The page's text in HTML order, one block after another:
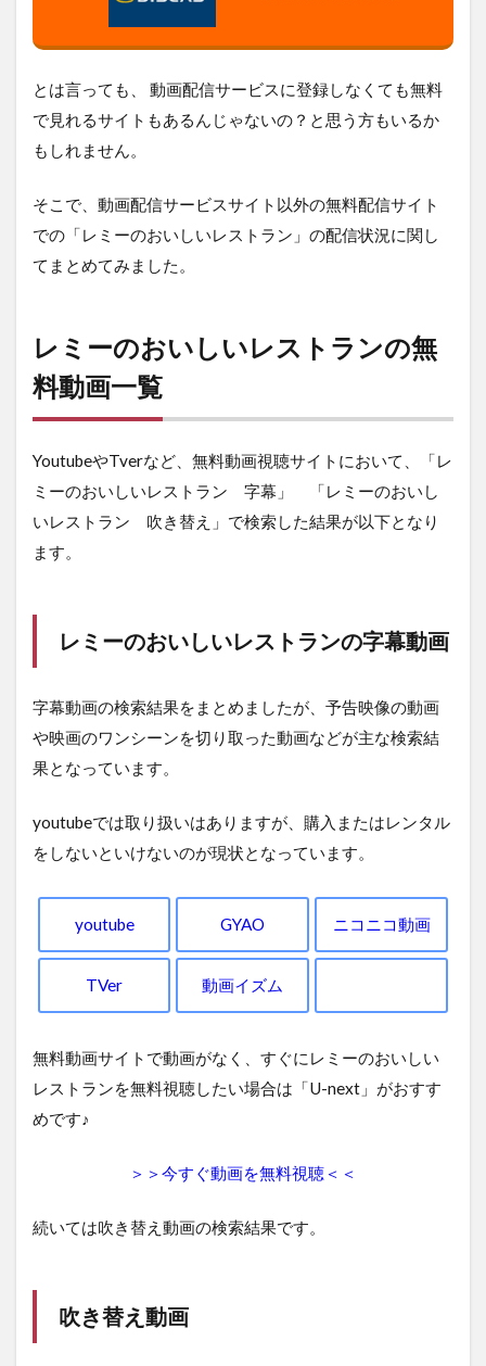
ス
ラ
を
無
聴
す
方
め
とは言っても、 動画配信サービスに登録しなくても無料
で見れるサイトもあるんじゃないの？と思う方もいるか
もしれません。
そこで、動画配信サービスサイト以外の無料配信サイト
での「レミーのおいしいレストラン」の配信状況に関し
てまとめてみました。
レミーのおいしいレストランの無
料動画一覧
YoutubeやTverなど、無料動画視聴サイトにおいて、「レ
ミーのおいしいレストラン 字幕」 「レミーのおいし
いレストラン 吹き替え」で検索した結果が以下となり
ます。
レミーのおいしいレストランの字幕動画
字幕動画の検索結果をまとめましたが、予告映像の動画
や映画のワンシーンを切り取った動画などが主な検索結
果となっています。
youtubeでは取り扱いはありますが、購入またはレンタル
をしないといけないのが現状となっています。
youtube GYAO ニコニコ動画
TVer 動画イズム
無料動画サイトで動画がなく、すぐにレミーのおいしい
レストランを無料視聴したい場合は「U-next」がおすす
めです♪
＞＞今すぐ動画を無料視聴＜＜
続いては吹き替え動画の検索結果です。
吹き替え動画